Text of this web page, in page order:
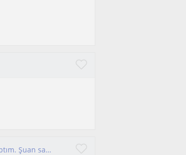
Tecrübeli biyoloji öğretmeni. İyi kurumlarda öğretmenlik yaptım. Şuan samsun un sağlam bir kurumunda çalışmaktayım